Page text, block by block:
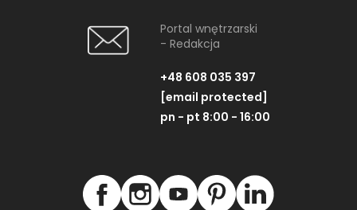
Portal wnętrzarski
- Redakcja
+48 608 035 397
[email protected]
pn - pt 8:00 - 16:00